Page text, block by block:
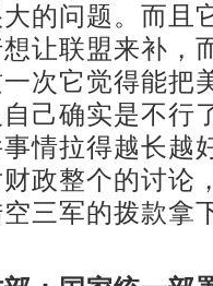
的问题。而且
让联盟来补，
次它觉得能把
己确实是不行
情拉得越长越
政整个的讨论
三军的拨款拿